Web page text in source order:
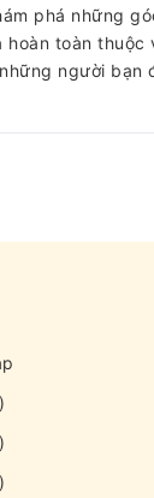
phá những
toàn thuộc
người